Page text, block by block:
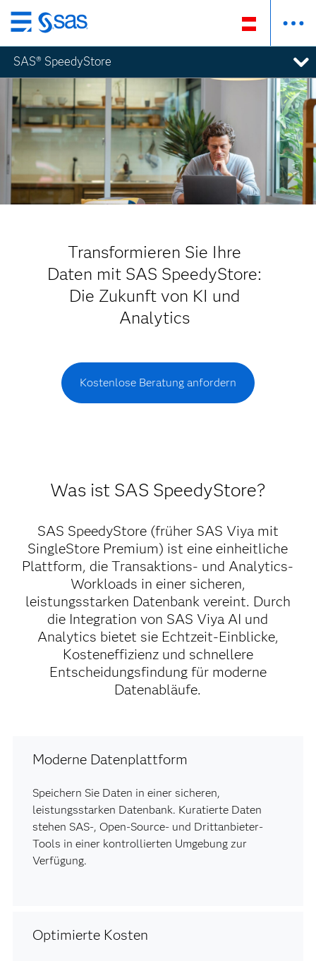
Zurück
zum
Hauptinhalt
SAS® SpeedyStore
Transformieren Sie Ihre
Daten mit SAS SpeedyStore:
Die Zukunft von KI und
Analytics
Kostenlose Beratung anfordern
Was ist SAS SpeedyStore?
SAS SpeedyStore (früher SAS Viya mit
SingleStore Premium) ist eine einheitliche
Plattform, die Transaktions- und Analytics-
Workloads in einer sicheren,
leistungsstarken Datenbank vereint. Durch
die Integration von SAS Viya AI und
Analytics bietet sie Echtzeit-Einblicke,
Kosteneffizienz und schnellere
Entscheidungsfindung für moderne
Datenabläufe.
Moderne Datenplattform
Speichern Sie Daten in einer sicheren,
leistungsstarken Datenbank. Kuratierte Daten
stehen SAS-, Open-Source- und Drittanbieter-
Tools in einer kontrollierten Umgebung zur
Verfügung.
Optimierte Kosten